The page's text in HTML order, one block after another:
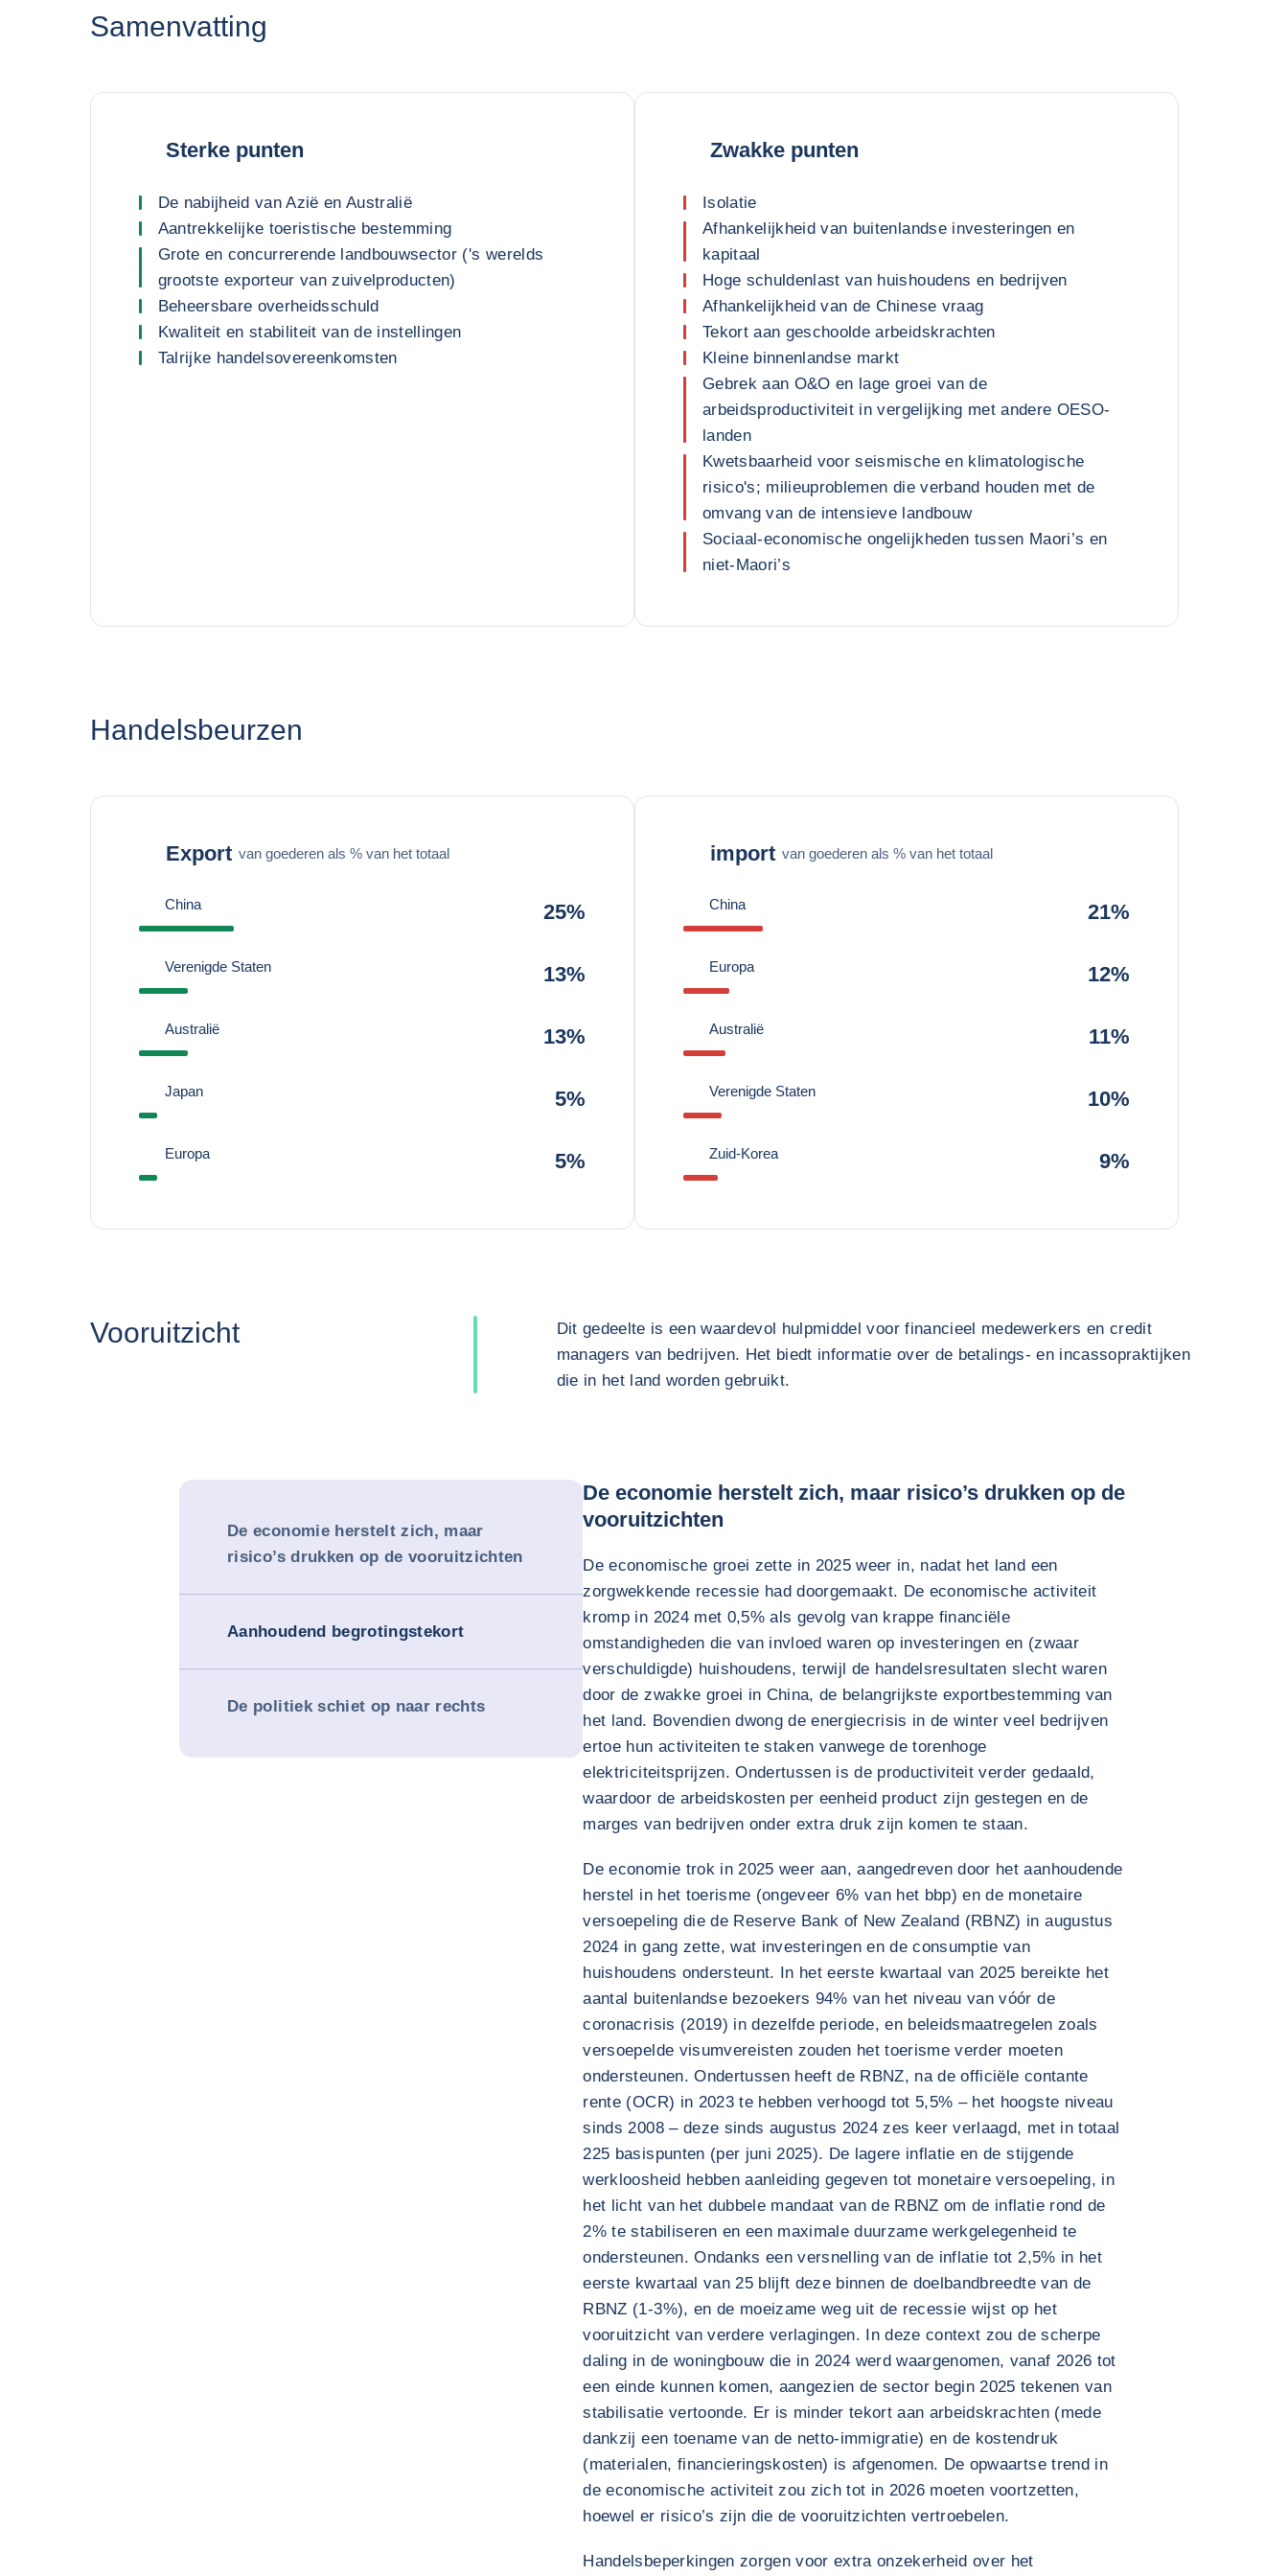
Samenvatting
Sterke punten
De nabijheid van Azië en Australië
Aantrekkelijke toeristische bestemming
Grote en concurrerende landbouwsector ('s werelds
grootste exporteur van zuivelproducten)
Beheersbare overheidsschuld
Kwaliteit en stabiliteit van de instellingen
Talrijke handelsovereenkomsten
Zwakke punten
Isolatie
Afhankelijkheid van buitenlandse investeringen en
kapitaal
Hoge schuldenlast van huishoudens en bedrijven
Afhankelijkheid van de Chinese vraag
Tekort aan geschoolde arbeidskrachten
Kleine binnenlandse markt
Gebrek aan O&O en lage groei van de
arbeidsproductiviteit in vergelijking met andere OESO-
landen
Kwetsbaarheid voor seismische en klimatologische
risico's; milieuproblemen die verband houden met de
omvang van de intensieve landbouw
Sociaal-economische ongelijkheden tussen Maori’s en
niet-Maori’s
Handelsbeurzen
Export van goederen als % van het totaal
China 25%
Verenigde Staten 13%
Australië 13%
Japan 5%
Europa 5%
import van goederen als % van het totaal
China 21%
Europa 12%
Australië 11%
Verenigde Staten 10%
Zuid-Korea 9%
Vooruitzicht
Dit gedeelte is een waardevol hulpmiddel voor financieel medewerkers en credit
managers van bedrijven. Het biedt informatie over de betalings- en incassopraktijken
die in het land worden gebruikt.
De economie herstelt zich, maar
risico’s drukken op de vooruitzichten
Aanhoudend begrotingstekort
De politiek schiet op naar rechts
De economie herstelt zich, maar risico’s drukken op de
vooruitzichten
De economische groei zette in 2025 weer in, nadat het land een
zorgwekkende recessie had doorgemaakt. De economische activiteit
kromp in 2024 met 0,5% als gevolg van krappe financiële
omstandigheden die van invloed waren op investeringen en (zwaar
verschuldigde) huishoudens, terwijl de handelsresultaten slecht waren
door de zwakke groei in China, de belangrijkste exportbestemming van
het land. Bovendien dwong de energiecrisis in de winter veel bedrijven
ertoe hun activiteiten te staken vanwege de torenhoge
elektriciteitsprijzen. Ondertussen is de productiviteit verder gedaald,
waardoor de arbeidskosten per eenheid product zijn gestegen en de
marges van bedrijven onder extra druk zijn komen te staan.
De economie trok in 2025 weer aan, aangedreven door het aanhoudende
herstel in het toerisme (ongeveer 6% van het bbp) en de monetaire
versoepeling die de Reserve Bank of New Zealand (RBNZ) in augustus
2024 in gang zette, wat investeringen en de consumptie van
huishoudens ondersteunt. In het eerste kwartaal van 2025 bereikte het
aantal buitenlandse bezoekers 94% van het niveau van vóór de
coronacrisis (2019) in dezelfde periode, en beleidsmaatregelen zoals
versoepelde visumvereisten zouden het toerisme verder moeten
ondersteunen. Ondertussen heeft de RBNZ, na de officiële contante
rente (OCR) in 2023 te hebben verhoogd tot 5,5% – het hoogste niveau
sinds 2008 – deze sinds augustus 2024 zes keer verlaagd, met in totaal
225 basispunten (per juni 2025). De lagere inflatie en de stijgende
werkloosheid hebben aanleiding gegeven tot monetaire versoepeling, in
het licht van het dubbele mandaat van de RBNZ om de inflatie rond de
2% te stabiliseren en een maximale duurzame werkgelegenheid te
ondersteunen. Ondanks een versnelling van de inflatie tot 2,5% in het
eerste kwartaal van 25 blijft deze binnen de doelbandbreedte van de
RBNZ (1-3%), en de moeizame weg uit de recessie wijst op het
vooruitzicht van verdere verlagingen. In deze context zou de scherpe
daling in de woningbouw die in 2024 werd waargenomen, vanaf 2026 tot
een einde kunnen komen, aangezien de sector begin 2025 tekenen van
stabilisatie vertoonde. Er is minder tekort aan arbeidskrachten (mede
dankzij een toename van de netto-immigratie) en de kostendruk
(materialen, financieringskosten) is afgenomen. De opwaartse trend in
de economische activiteit zou zich tot in 2026 moeten voortzetten,
hoewel er risico’s zijn die de vooruitzichten vertroebelen.
Handelsbeperkingen zorgen voor extra onzekerheid over het